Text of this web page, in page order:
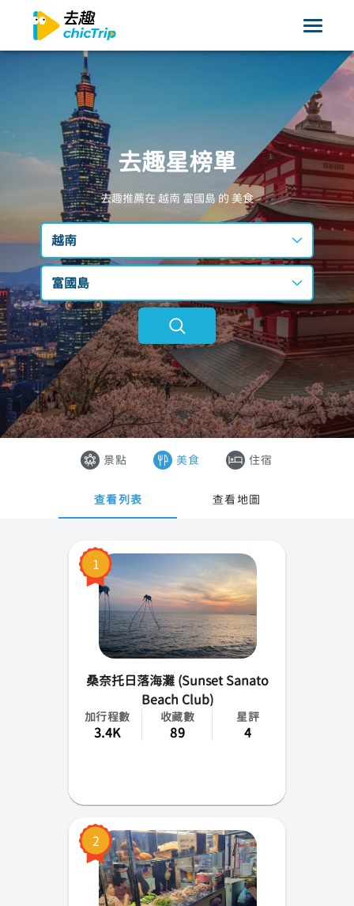
去趣星榜單
去趣推薦在 越南 富國島的 美食
越南
台灣
日本
韓國
香港
澳門
富國島
不限區域
河內
峴港
會安
胡志明市 景點 美食 住宿
查看列表 查看地圖
1
桑奈托日落海灘 (Sunset Sanato
Beach Club)
加行程數
3.4K
收藏數
89
星評
4
2